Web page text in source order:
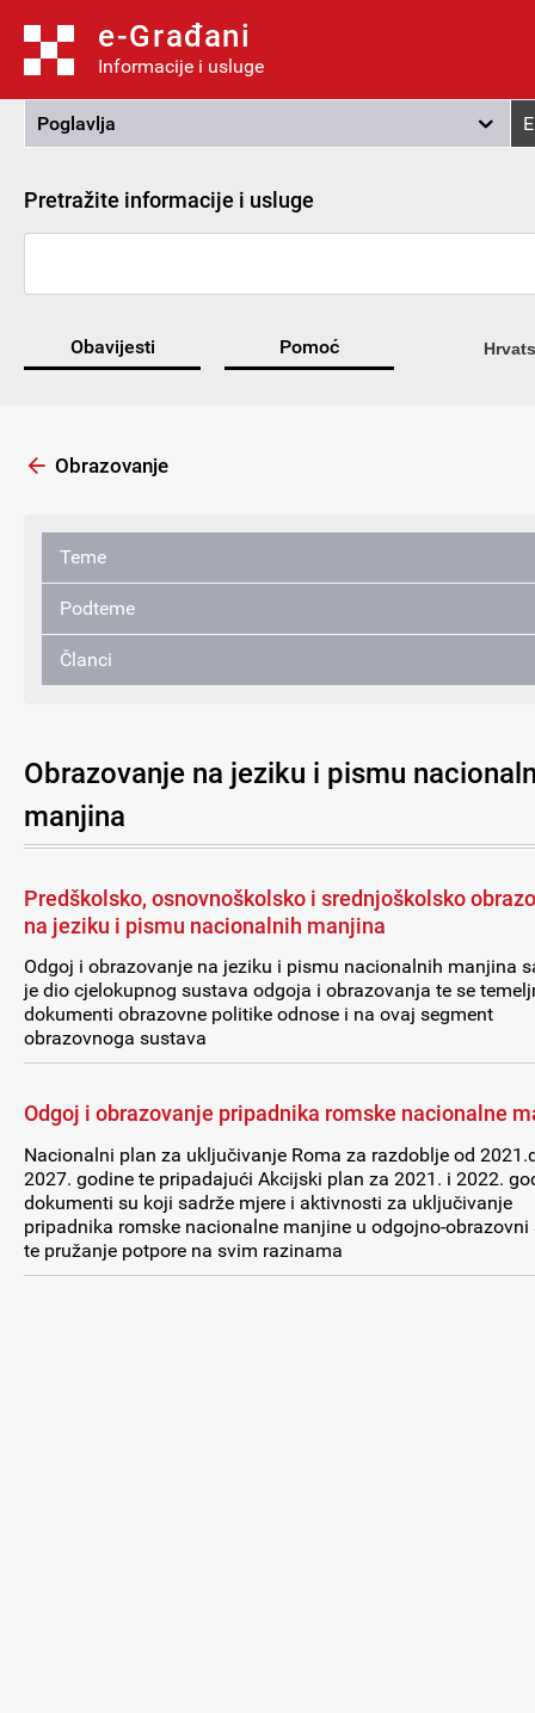
e-Građani
Informacije i usluge
Poglavlja
Pretražite informacije i usluge
Obavijesti Pomoć
Obrazovanje
Teme
Podteme
Članci
Obrazovanje na jeziku i pismu
manjina
Predškolsko, osnovnoškolsko i srednjoškolsko
na jeziku i pismu nacionalnih manjina
Odgoj i obrazovanje na jeziku i pismu nacionalnih manjina
je dio cjelokupnog sustava odgoja i obrazovanja te se
dokumenti obrazovne politike odnose i na ovaj segment
obrazovnoga sustava
Odgoj i obrazovanje pripadnika romske nacionalne
Nacionalni plan za uključivanje Roma za razdoblje od
2027. godine te pripadajući Akcijski plan za 2021. i 2022.
dokumenti su koji sadrže mjere i aktivnosti za uključivanje
pripadnika romske nacionalne manjine u odgojno-obrazovni
te pružanje potpore na svim razinama